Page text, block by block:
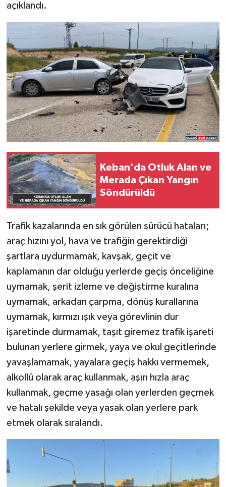
açıklandı.
Keban'da Otluk Alan ve
Merada Çıkan Yangın
Söndürüldü
Trafik kazalarında en sık görülen sürücü hataları;
araç hızını yol, hava ve trafiğin gerektirdiği
şartlara uydurmamak, kavşak, geçit ve
kaplamanın dar olduğu yerlerde geçiş önceliğine
uymamak, şerit izleme ve değiştirme kuralına
uymamak, arkadan çarpma, dönüş kurallarına
uymamak, kırmızı ışık veya görevlinin dur
işaretinde durmamak, taşıt giremez trafik işareti
bulunan yerlere girmek, yaya ve okul geçitlerinde
yavaşlamamak, yayalara geçiş hakkı vermemek,
alkollü olarak araç kullanmak, aşırı hızla araç
kullanmak, geçme yasağı olan yerlerden geçmek
ve hatalı şekilde veya yasak olan yerlere park
etmek olarak sıralandı.